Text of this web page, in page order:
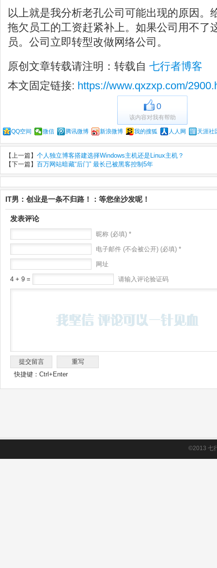
以上就是我分析老孔公司可能出现的原因。
拖欠员工的工资赶紧补上。如果公司用不了
员。公司立即转型改做网络公司。
原创文章转载请注明：转载自 七行者博客
本文固定链接: https://www.qxzxp.com/
0
该内容对我有帮助
QQ空间 微信 腾讯微博 新浪微博 我的搜狐 人人网 天涯社
【上一篇】 个人独立博客搭建选择Windows主机还是Linux主机？
【下一篇】 百万网站暗藏“后门” 最长已被黑客控制5年
IT男：创业是一条不归路！：等您坐沙发呢！
发表评论
昵称 (必填) *
电子邮件 (不会被公开) (必填) *
网址
4 + 9 = 请输入评论验证码
快捷键：Ctrl+Enter
©2013 七